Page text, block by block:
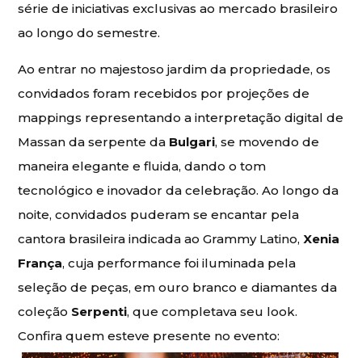
série de iniciativas exclusivas ao mercado brasileiro
ao longo do semestre.
Ao entrar no majestoso jardim da propriedade, os
convidados foram recebidos por projeções de
mappings representando a interpretação digital de
Massan da serpente da Bulgari, se movendo de
maneira elegante e fluida, dando o tom
tecnológico e inovador da celebração. Ao longo da
noite, convidados puderam se encantar pela
cantora brasileira indicada ao Grammy Latino,Xenia
França, cuja performance foi iluminada pela
seleção de peças, em ouro branco e diamantes da
coleção Serpenti, que completava seu look.
Confira quem esteve presente no evento: